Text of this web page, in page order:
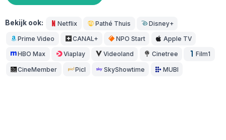
Bekijk ook: Netflix Pathé Thuis Disney+
Prime Video CANAL+ NPO Start Apple TV
HBO Max Viaplay Videoland Cinetree Film1
CineMember Picl SkyShowtime MUBI